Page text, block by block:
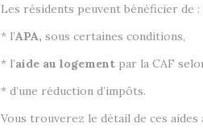
Les résidents peuvent bénéficier de :
* l’APA, sous certaines conditions,
* l’aide au logement par la CAF
* d’une réduction d’impôts.
Vous trouverez le détail de ces aides